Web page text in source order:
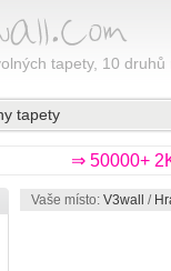
tapety, 10 druhů
tapety
⇒ 50000+
Vaše místo: V3wall /